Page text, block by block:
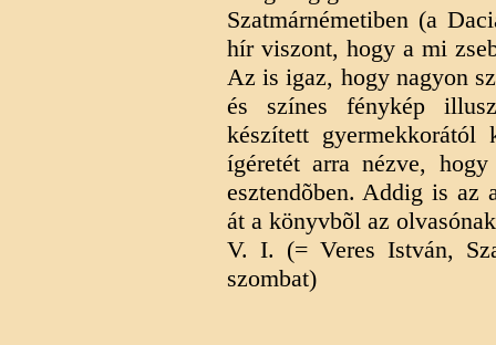
Szatmárnémetiben (a
hír viszont, hogy a mi
Az is igaz, hogy nagyon
és színes fénykép
készített
ígéretét arra nézve,
esztendõben. Addig is az
át a könyvbõl az
V. I. (= Veres István,
szombat)